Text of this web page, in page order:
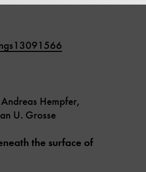
Hempfer,
U. Grosse
the surface of